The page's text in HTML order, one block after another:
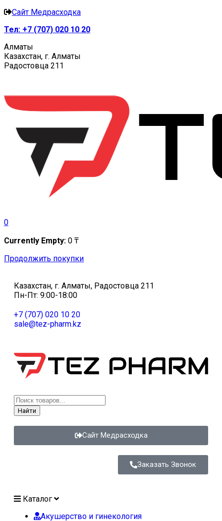
Сайт Медрасходка
Тел: +7 (707) 020 10 20
Алматы
Казахстан, г. Алматы
Радостовца 211
0
Currently Empty: 0 ₸
Продолжить покупки
Казахстан, г. Алматы, Радостовца 211
Пн-Пт: 9:00-18:00
+7 (707) 020 10 20
sale@tez-pharm.kz
Найти
Сайт Медрасходка
Заказать Звонок
Каталог
Акушерство и гинекология